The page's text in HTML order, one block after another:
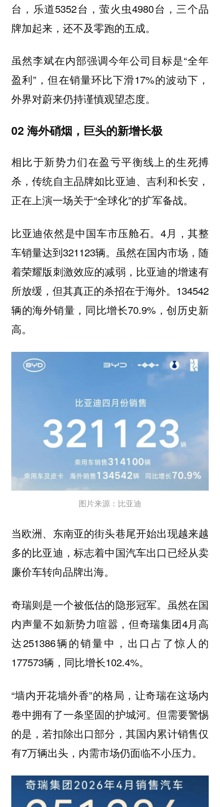
台，乐道5352台，萤火虫4980台，三个品
牌加起来，还不及零跑的五成。
虽然李斌在内部强调今年公司目标是“全年
盈利”，但在销量环比下滑17%的波动下，
外界对蔚来仍持谨慎观望态度。
02 海外硝烟，巨头的新增长极
相比于新势力们在盈亏平衡线上的生死搏
杀，传统自主品牌如比亚迪、吉利和长安，
正在上演一场关于“全球化”的扩军备战。
比亚迪依然是中国车市压舱石。4月，其整
车销量达到321123辆。虽然在国内市场，随
着荣耀版刺激效应的减弱，比亚迪的增速有
所放缓，但其真正的杀招在于海外。134542
辆的海外销量，同比增长70.9%，创历史新
高。
图片来源：比亚迪
当欧洲、东南亚的街头巷尾开始出现越来越
多的比亚迪，标志着中国汽车出口已经从卖
廉价车转向品牌出海。
奇瑞则是一个被低估的隐形冠军。虽然在国
内声量不如新势力喧嚣，但奇瑞集团4月高
达251386辆的销量中，出口占了惊人的
177573辆，同比增长102.4%。
“墙内开花墙外香”的格局，让奇瑞在这场内
卷中拥有了一条坚固的护城河。但需要警惕
的是，若扣除出口部分，其国内累计销售仅
有7万辆出头，内需市场仍面临不小压力。